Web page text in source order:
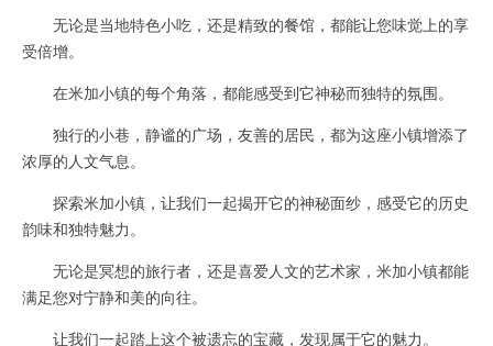
无论是当地特色小吃，还是精致的餐馆，都能让您味觉上的享
受倍增。
在米加小镇的每个角落，都能感受到它神秘而独特的氛围。
独行的小巷，静谧的广场，友善的居民，都为这座小镇增添了
浓厚的人文气息。
探索米加小镇，让我们一起揭开它的神秘面纱，感受它的历史
韵味和独特魅力。
无论是冥想的旅行者，还是喜爱人文的艺术家，米加小镇都能
满足您对宁静和美的向往。
让我们一起踏上这个被遗忘的宝藏，发现属于它的魅力。